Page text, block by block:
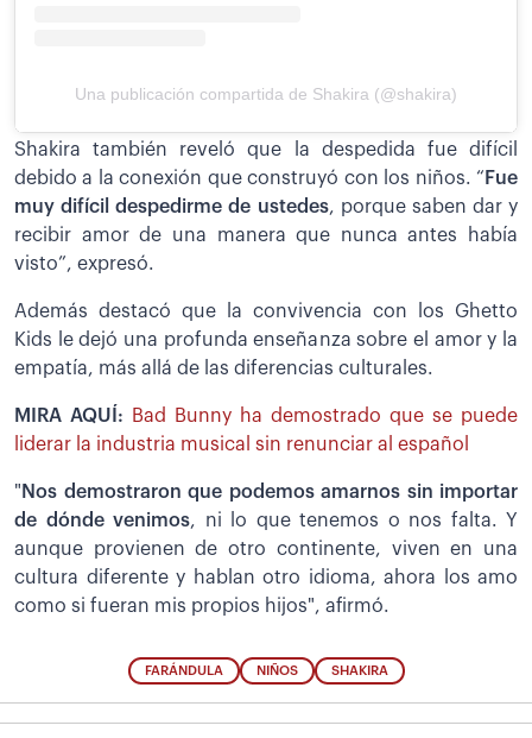
Una publicación compartida de Shakira (@shakira)
Shakira también reveló que la despedida fue difícil
debido a la conexión que construyó con los niños. “ Fue
muy difícil despedirme de ustedes, porque saben dar y
recibir amor de una manera que nunca antes había
visto”, expresó.
Además destacó que la convivencia con los Ghetto
Kids le dejó una profunda enseñanza sobre el amor y la
empatía, más allá de las diferencias culturales.
MIRA AQUÍ:
Bad Bunny ha demostrado que se puede
liderar la industria musical sin renunciar al español
" Nos demostraron que podemos amarnos sin importar
de dónde venimos, ni lo que tenemos o nos falta. Y
aunque provienen de otro continente, viven en una
cultura diferente y hablan otro idioma, ahora los amo
como si fueran mis propios hijos", afirmó.
FARÁNDULA NIÑOS SHAKIRA